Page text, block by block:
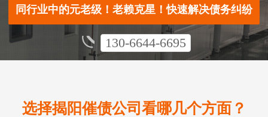
同行业中的元老级！老赖克星！快速解决债务纠纷
130-6644-6695
选择揭阳催债公司看哪几个方面？